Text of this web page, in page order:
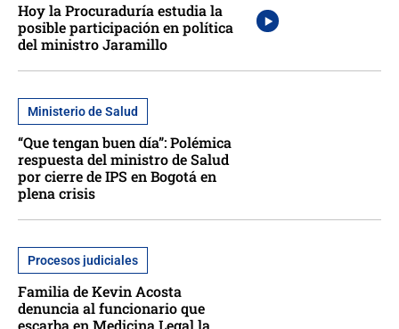
Hoy la Procuraduría estudia la
posible participación en política
del ministro Jaramillo
Ministerio de Salud
“Que tengan buen día”: Polémica
respuesta del ministro de Salud
por cierre de IPS en Bogotá en
plena crisis
Procesos judiciales
Familia de Kevin Acosta
denuncia al funcionario que
escarba en Medicina Legal la